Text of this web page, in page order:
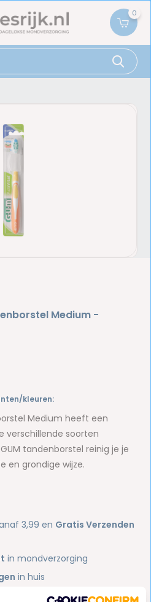
0
Medium -
kleuren:
Medium heeft een
verschillende soorten
tandenborstel reinig je je
en grondige wijze.
3,99 en Gratis Verzenden
in mondverzorging
in huis